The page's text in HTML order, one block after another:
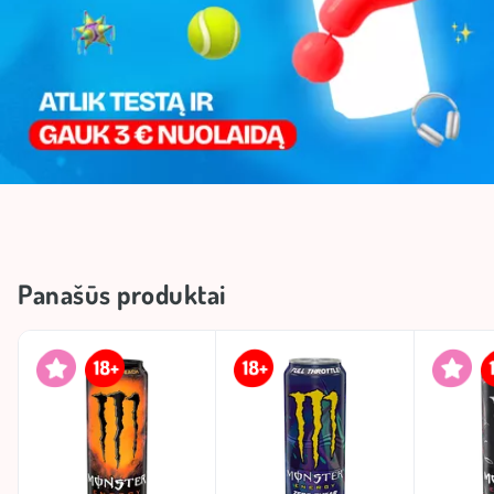
Panašūs produktai